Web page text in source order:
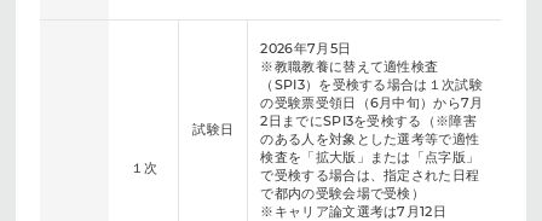
１次
試験日
2026年7月5日
※教職教養に替えて適性検査
（SPI3）を受検する場合は１次試験
の受験票受領日（6月中旬）から7月
2日までにSPI3を受検する（※障害
のある人を対象とした選考等で適性
検査を「拡大版」または「点字版」
で受検する場合は、指定された日程
で都内の受験会場で受検）
※キャリア論文選考は7月12日